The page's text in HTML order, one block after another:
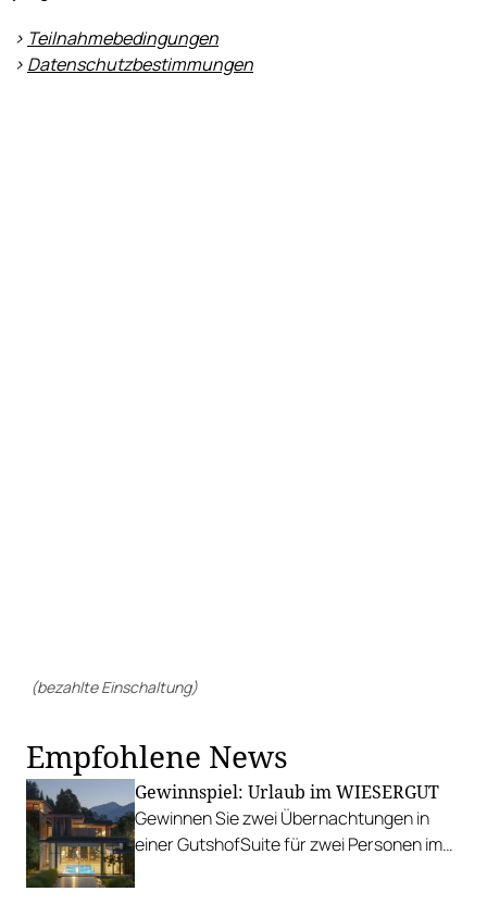
> Teilnahmebedingungen
> Datenschutzbestimmungen
(bezahlte Einschaltung)
Empfohlene News
Gewinnspiel: Urlaub im WIESERGUT
Gewinnen Sie zwei Übernachtungen in
einer GutshofSuite für zwei Personen im